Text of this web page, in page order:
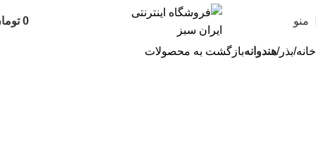
منو 0
خانه بذر هندوانهبازگشت به محصولات